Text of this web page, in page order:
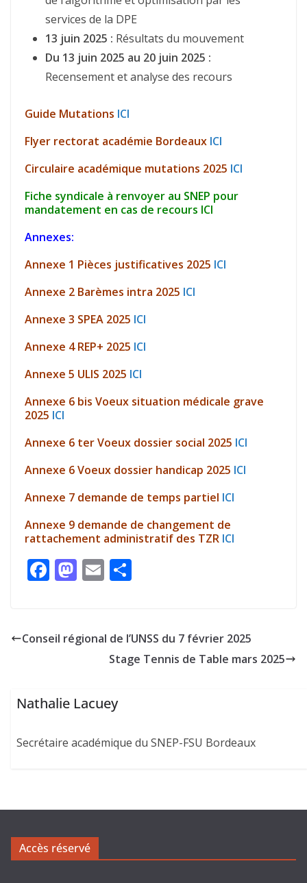
services de la DPE
13 juin 2025 : Résultats du mouvement
Du 13 juin 2025 au 20 juin 2025 :
Recensement et analyse des recours
Guide Mutations ICI
Flyer rectorat académie Bordeaux ICI
Circulaire académique mutations 2025 ICI
Fiche syndicale à renvoyer au SNEP pour
mandatement en cas de recours ICI
Annexes:
Annexe 1 Pièces justificatives 2025 ICI
Annexe 2 Barèmes intra 2025 ICI
Annexe 3 SPEA 2025 ICI
Annexe 4 REP+ 2025 ICI
Annexe 5 ULIS 2025 ICI
Annexe 6 bis Voeux situation médicale grave
2025 ICI
Annexe 6 ter Voeux dossier social 2025 ICI
Annexe 6 Voeux dossier handicap 2025 ICI
Annexe 7 demande de temps partiel ICI
Annexe 9 demande de changement de
rattachement administratif des TZR ICI
F
b
k
M
d
E
l g
er
Conseil régional de l’UNSS du 7 février 2025
Stage Tennis de Table mars 2025
Nathalie Lacuey
Secrétaire académique du SNEP-FSU Bordeaux
Accès réservé